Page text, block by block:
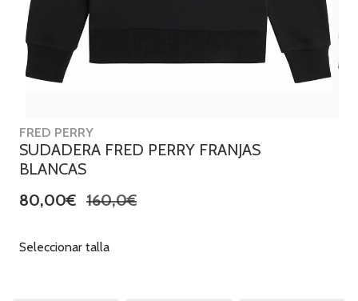
FRED PERRY
SUDADERA FRED PERRY FRANJAS
BLANCAS
80,00€ 160,0€
Seleccionar talla